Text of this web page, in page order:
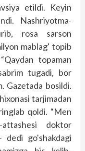
etildi. Keyin
Nashriyotma-
rosa sarson
mablag' topib
topaman
tugadi, bor
Gazetada bosildi.
tarjimadan
qoldi. “Men
doktor
go'shakdagi